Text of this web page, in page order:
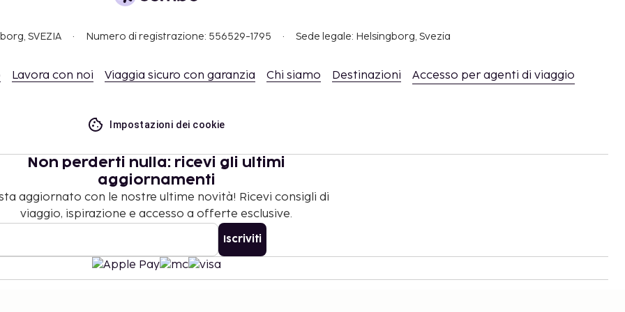
disponibilità)
e depositi
esistenti nella camera
gli ospiti registrati.
SVEZIA Numero di registrazione: 556529-1795 Sede legale: Helsingborg, Svezia
Lavora con noi Viaggia sicuro con garanzia Chi siamo Destinazioni Accesso per agenti di viaggio
Impostazioni dei cookie
Non perderti nulla: ricevi gli ultimi
aggiornamenti
aggiornato con le nostre ultime novità! Ricevi consigli di
viaggio, ispirazione e accesso a offerte esclusive.
Iscriviti